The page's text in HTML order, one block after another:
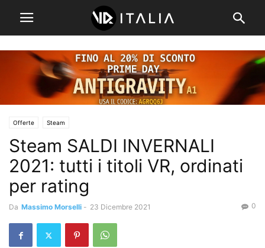
Offerte Steam
Steam SALDI INVERNALI
2021: tutti i titoli VR, ordinati
per rating
Da Massimo Morselli - 23 Dicembre 2021 0